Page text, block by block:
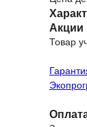
Акции
Товар